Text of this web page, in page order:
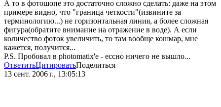
А то в фотошопе это достаточно сложно сделать: даже на этом
примере видно, что "граница четкости"(извините за
терминологию...) не горизонтальная линия, а более сложная
фигура(обратите внимание на отражение в воде). А если
количество фоток увеличить, то там вообще кошмар, мне
кажется, получится...
P.S. Пробовал в photomatix'е - ессно ничего не вышло...
ОтветитьЦитироватьПоделиться
13 сент. 2006 г., 13:05:13